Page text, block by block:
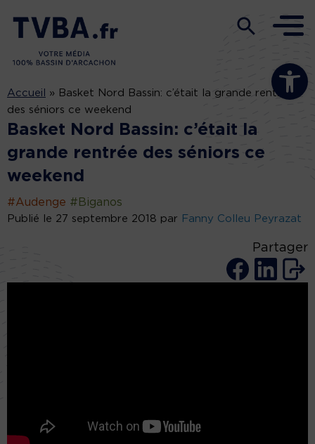
Ouvrir la
Accueil » Basket Nord Bassin: c’était la grande rentrée
des séniors ce weekend
Basket Nord Bassin: c’était la
grande rentrée des séniors ce
weekend
#Audenge #Biganos
Publié le 27 septembre 2018 par Fanny Colleu Peyrazat
Partager